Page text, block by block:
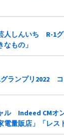
人しんいち R-1
なもの」
ランプリ2022 コ
ル Indeed CMオ
量販店」「レス